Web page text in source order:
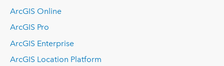
ArcGIS Online
ArcGIS Pro
ArcGIS Enterprise
ArcGIS Location Platform